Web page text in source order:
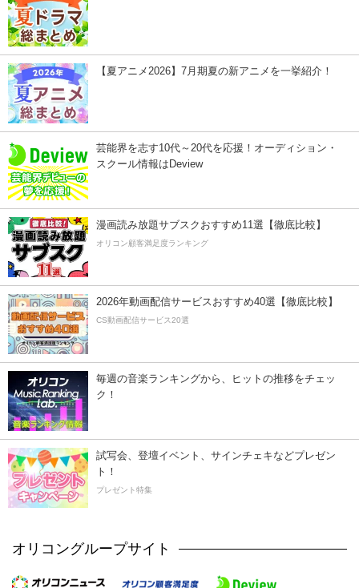
【夏アニメ2026】7月期夏の新アニメを一挙紹介！
芸能界を志す10代～20代を応援！オーディション・
スクール情報はDeview
漫画読み放題サブスクおすすめ11選【徹底比較】
オリコン顧客満足度ランキング
2026年動画配信サービスおすすめ40選【徹底比較】
CS動画配信サービス20選
毎週の音楽ランキングから、ヒットの推移をチェッ
ク！
試写会、登壇イベント、サインチェキなどプレゼン
ト！
プレゼント特集
オリコングループサイト